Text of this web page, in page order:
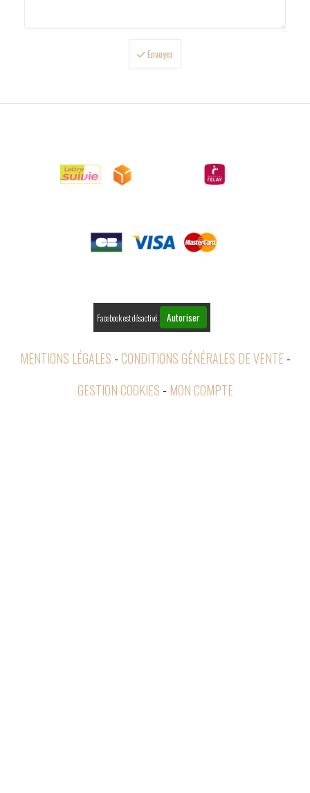
Envoyer
Facebook est désactivé. Autoriser
MENTIONS LÉGALES CONDITIONS GÉNÉRALES DE VENTE
GESTION COOKIES
MON COMPTE